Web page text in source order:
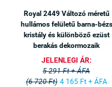
Royal 2449 Változó méretű
hullámos felületű barna-bézs
kristály és különböző ezüst
berakás dekormozaik
JELENLEGI ÁR:
5 291 Ft + ÁFA
(6 720 Ft) 4 165 Ft + ÁFA